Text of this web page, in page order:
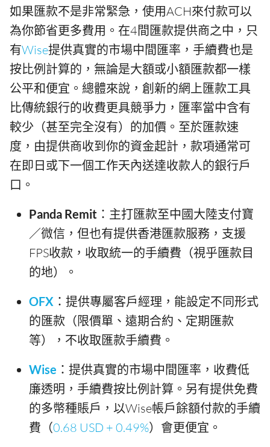
如果匯款不是非常緊急，使用ACH來付款可以
為你節省更多費用。在4間匯款提供商之中，只
有Wise提供真實的市場中間匯率，手續費也是
按比例計算的，無論是大額或小額匯款都一樣
公平和便宜。總體來說，創新的網上匯款工具
比傳統銀行的收費更具競爭力，匯率當中含有
較少（甚至完全沒有）的加價。至於匯款速
度，由提供商收到你的資金起計，款項通常可
在即日或下一個工作天內送達收款人的銀行戶
口。
Panda Remit ：主打匯款至中國大陸支付寶
／微信，但也有提供香港匯款服務，支援
FPS收款，收取統一的手續費（視乎匯款目
的地）。
OFX ：提供專屬客戶經理，能設定不同形式
的匯款（限價單、遠期合約、定期匯款
等），不收取匯款手續費。
Wise ：提供真實的市場中間匯率，收費低
廉透明，手續費按比例計算。另有提供免費
的多幣種賬戶，以Wise帳戶餘額付款的手續
費（0.68 USD + 0.49%）會更便宜。